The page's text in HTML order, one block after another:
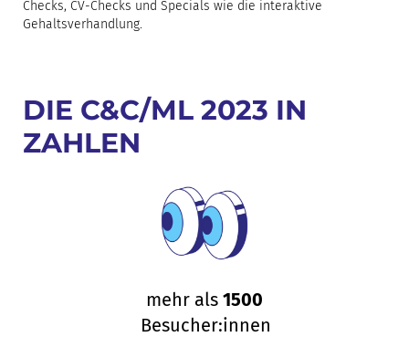
Checks, CV-Checks und Specials wie die interaktive
Gehaltsverhandlung.
DIE C&C/ML 2023 IN
ZAHLEN
mehr als 1500
Besucher:innen